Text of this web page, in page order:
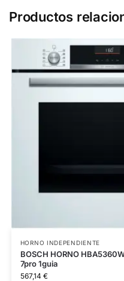
Productos
HORNO INDEPENDIENTE
BOSCH HORNO
7pro 1guia
567,14 €